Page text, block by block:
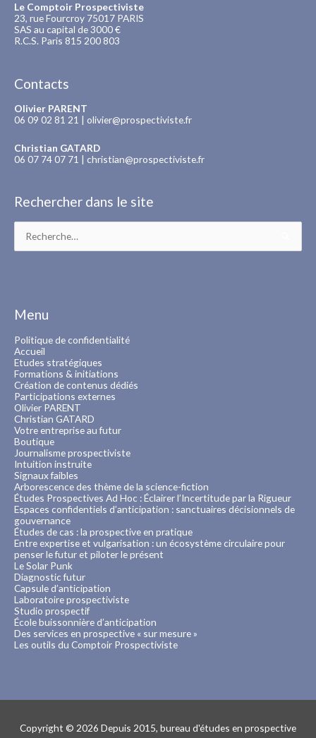
Le Comptoir Prospectiviste
23, rue Fourcroy 75017 PARIS
SAS au capital de 3000 €
R.C.S. Paris 815 200 803
Contacts
Olivier PARENT
06 09 02 81 21 | olivier@prospectiviste.fr
Christian GATARD
06 07 74 07 71 | christian@prospectiviste.fr
Rechercher dans le site
Rechercher :
Menu
Politique de confidentialité
Accueil
Etudes stratégiques
Formations & initiations
Création de contenus dédiés
Participations externes
Olivier PARENT
Christian GATARD
Votre entreprise au futur
Boutique
Journalisme prospectiviste
Intuition instruite
Signaux faibles
Arborescence des thème de la science-fiction
Études Prospectives Ad Hoc : Éclairer l’Incertitude par la Rigueur
Espaces confidentiels d’anticipation : sanctuaires décisionnels de
gouvernance
Études de cas : la prospective en pratique
Entre expertise et vulgarisation : un écosystème circulaire pour
penser le futur et piloter le présent
Le Solar Punk
Diagnostic futur
Capsule d’anticipation
Laboratoire prospectiviste
Studio prospectif
École buissonnière d’anticipation
Des services en prospective « sur mesure »
Les outils du Comptoir Prospectiviste
Copyright © 2026 Depuis 2015, bureau d'études en prospective